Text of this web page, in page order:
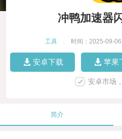
冲鸭加速器
工具 时间：2025-09-06
安卓下载 苹果
安卓市场
简介